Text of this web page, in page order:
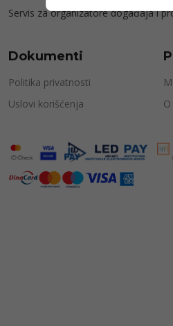
Servis za organizatore događaja i
Dokumenti
Politika privatnosti
Uslovi korišćenja